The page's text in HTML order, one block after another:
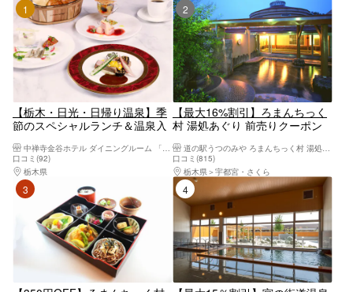
1位
【栃木・日光・日帰り温泉】季
節のスペシャルランチ＆温泉入
中禅寺金谷ホテル ダイニングルーム 「みずなら」
口コミ(92)
栃木県
日光・霧降高原・奥日光・中禅寺湖・今市
2位
【最大16%割引】ろまんちっく
村 湯処あぐり 前売りクーポン
道の駅うつのみや ろまんちっく村 湯処あぐり
口コミ(815)
栃木県
宇都宮・さくら
4位